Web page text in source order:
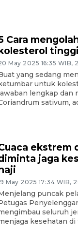
Cara
May 2025 16:35 WIB,
yang sedang
untuk
lengkap dan
sativum,
ekstrem
jaga
May 2025 17:34 WIB,
puncak
seluruh
kesehatan di